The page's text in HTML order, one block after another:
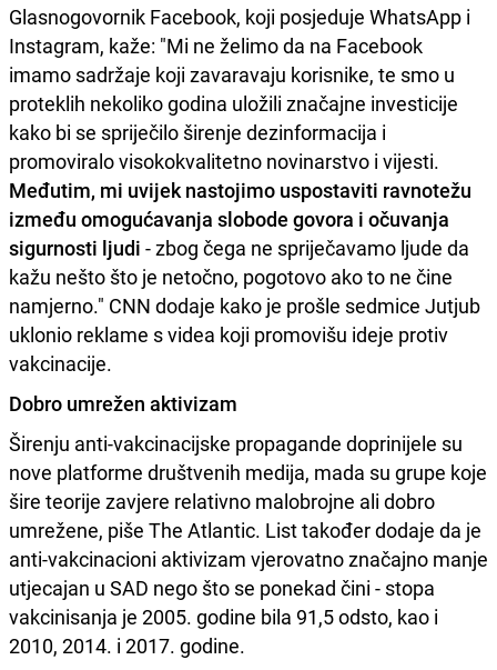
Glasnogovornik Facebook, koji posjeduje WhatsApp i
Instagram, kaže: "Mi ne želimo da na Facebook
imamo sadržaje koji zavaravaju korisnike, te smo u
proteklih nekoliko godina uložili značajne investicije
kako bi se spriječilo širenje dezinformacija i
promoviralo visokokvalitetno novinarstvo i vijesti.
Međutim, mi uvijek nastojimo uspostaviti ravnotežu
između omogućavanja slobode govora i očuvanja
sigurnosti ljudi - zbog čega ne spriječavamo ljude da
kažu nešto što je netočno, pogotovo ako to ne čine
namjerno." CNN dodaje kako je prošle sedmice Jutjub
uklonio reklame s videa koji promovišu ideje protiv
vakcinacije.
Dobro umrežen aktivizam
Širenju anti-vakcinacijske propagande doprinijele su
nove platforme društvenih medija, mada su grupe koje
šire teorije zavjere relativno malobrojne ali dobro
umrežene, piše The Atlantic. List također dodaje da je
anti-vakcinacioni aktivizam vjerovatno značajno manje
utjecajan u SAD nego što se ponekad čini - stopa
vakcinisanja je 2005. godine bila 91,5 odsto, kao i
2010, 2014. i 2017. godine.